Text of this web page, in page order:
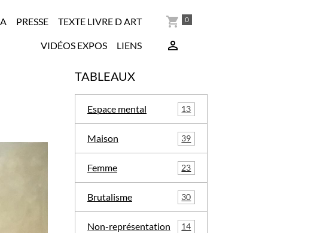
PRESSE TEXTE LIVRE D ART
VIDÉOS EXPOS LIENS
0
TABLEAUX
Espace mental 13
Maison 39
Femme 23
Brutalisme 30
Non-représentation 14